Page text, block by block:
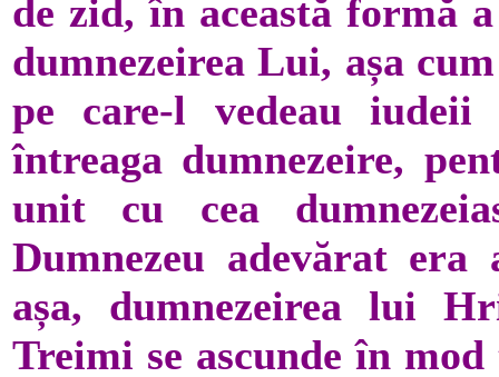
de zid, în această formă
dumnezeirea Lui, așa
pe care-l vedeau iudeii
întreaga dumnezeire,
unit cu cea
Dumnezeu adevărat
așa, dumnezeirea lui
Treimi se ascunde în